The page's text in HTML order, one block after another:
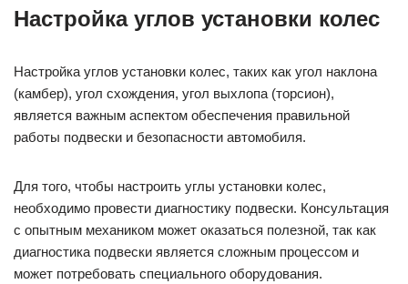
Настройка углов установки колес
Настройка углов установки колес, таких как угол наклона
(камбер), угол схождения, угол выхлопа (торсион),
является важным аспектом обеспечения правильной
работы подвески и безопасности автомобиля.
Для того, чтобы настроить углы установки колес,
необходимо провести диагностику подвески. Консультация
с опытным механиком может оказаться полезной, так как
диагностика подвески является сложным процессом и
может потребовать специального оборудования.